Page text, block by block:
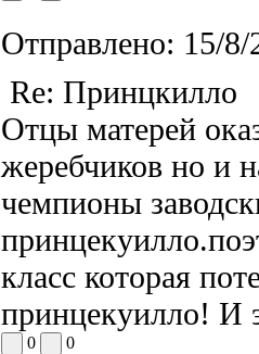
Отправлено: 15/
Re: Принцкилло
Отцы матерей
жеребчиков но и
чемпионы
класс которая
принцекуилло! И
0 0